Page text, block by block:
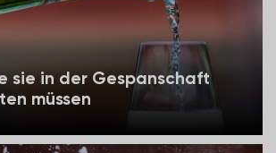
sie in der Gespanschaft
müssen